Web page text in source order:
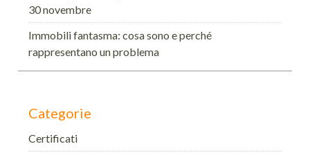
30 novembre
Immobili fantasma: cosa sono e perché
rappresentano un problema
Categorie
Certificati